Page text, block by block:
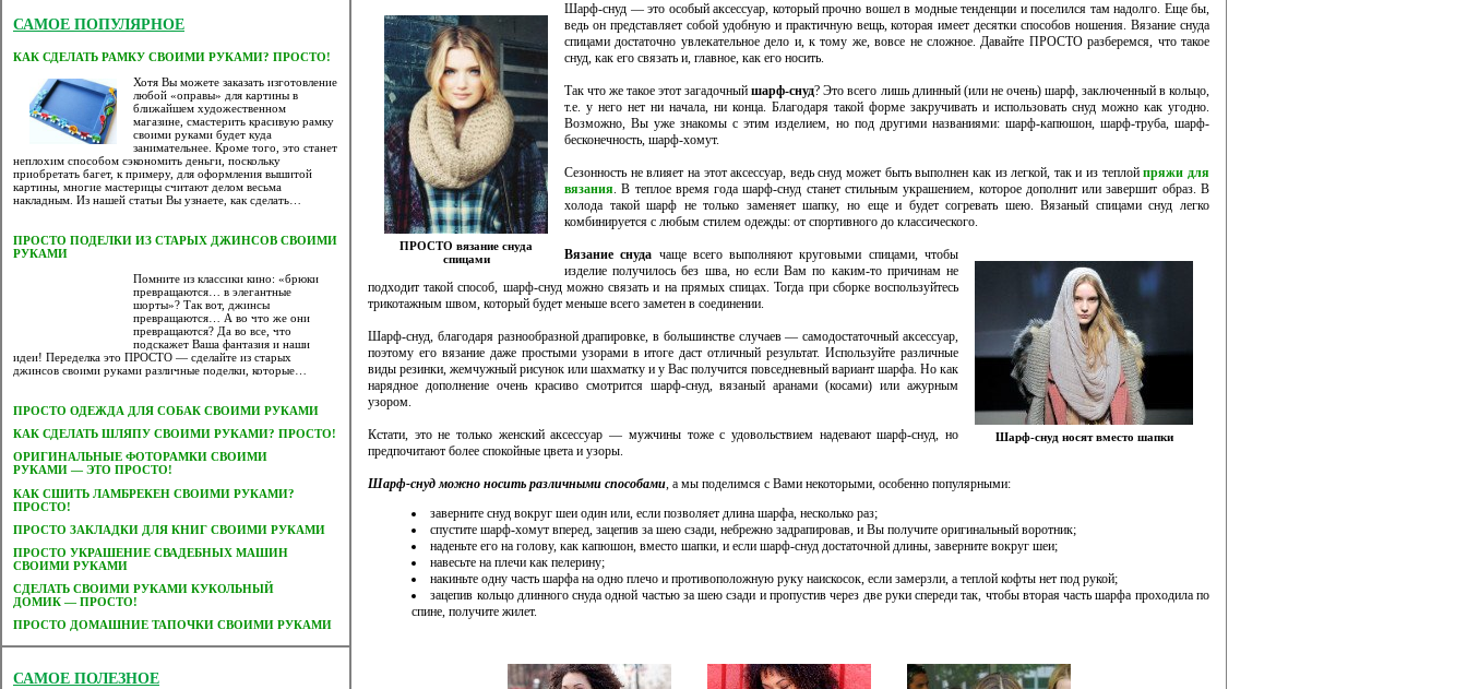
САМОЕ ПОПУЛЯРНОЕ
КАК СДЕЛАТЬ РАМКУ СВОИМИ РУКАМИ? ПРОСТО!
Хотя Вы можете заказать изготовление
любой «оправы» для картины в
ближайшем художественном
магазине, смастерить красивую рамку
своими руками будет куда
занимательнее. Кроме того, это станет
неплохим способом сэкономить деньги, поскольку
приобретать багет, к примеру, для оформления вышитой
картины, многие мастерицы считают делом весьма
накладным. Из нашей статьи Вы узнаете, как сделать…
ПРОСТО ПОДЕЛКИ ИЗ СТАРЫХ ДЖИНСОВ СВОИМИ
РУКАМИ
Помните из классики кино: «брюки
превращаются… в элегантные
шорты»? Так вот, джинсы
превращаются… А во что же они
превращаются? Да во все, что
подскажет Ваша фантазия и наши
идеи! Переделка это ПРОСТО — сделайте из старых
джинсов своими руками различные поделки, которые…
ПРОСТО ОДЕЖДА ДЛЯ СОБАК СВОИМИ РУКАМИ
КАК СДЕЛАТЬ ШЛЯПУ СВОИМИ РУКАМИ? ПРОСТО!
ОРИГИНАЛЬНЫЕ ФОТОРАМКИ СВОИМИ
РУКАМИ — ЭТО ПРОСТО!
КАК СШИТЬ ЛАМБРЕКЕН СВОИМИ РУКАМИ?
ПРОСТО!
ПРОСТО ЗАКЛАДКИ ДЛЯ КНИГ СВОИМИ РУКАМИ
ПРОСТО УКРАШЕНИЕ СВАДЕБНЫХ МАШИН
СВОИМИ РУКАМИ
CДЕЛАТЬ СВОИМИ РУКАМИ КУКОЛЬНЫЙ
ДОМИК — ПРОСТО!
ПРОСТО ДОМАШНИЕ ТАПОЧКИ СВОИМИ РУКАМИ
САМОЕ ПОЛЕЗНОЕ
ПРОСТО вязание снуда
спицами
Шарф-снуд — это особый аксессуар, который прочно вошел в модные тенденции и поселился там надолго. Еще бы,
ведь он представляет собой удобную и практичную вещь, которая имеет десятки способов ношения. Вязание снуда
спицами достаточно увлекательное дело и, к тому же, вовсе не сложное. Давайте ПРОСТО разберемся, что такое
снуд, как его связать и, главное, как его носить.
Так что же такое этот загадочныйшарф-снуд? Это всего лишь длинный (или не очень) шарф, заключенный в кольцо,
т.е. у него нет ни начала, ни конца. Благодаря такой форме закручивать и использовать снуд можно как угодно.
Возможно, Вы уже знакомы с этим изделием, но под другими названиями: шарф-капюшон, шарф-труба, шарф-
бесконечность, шарф-хомут.
Сезонность не влияет на этот аксессуар, ведь снуд может быть выполнен как из легкой, так и из теплойпряжи для
вязания. В теплое время года шарф-снуд станет стильным украшением, которое дополнит или завершит образ. В
холода такой шарф не только заменяет шапку, но еще и будет согревать шею. Вязаный спицами снуд легко
комбинируется с любым стилем одежды: от спортивного до классического.
Шарф-снуд носят вместо шапки
Вязание снуда чаще всего выполняют круговыми спицами, чтобы
изделие получилось без шва, но если Вам по каким-то причинам не
подходит такой способ, шарф-снуд можно связать и на прямых спицах. Тогда при сборке воспользуйтесь
трикотажным швом, который будет меньше всего заметен в соединении.
Шарф-снуд, благодаря разнообразной драпировке, в большинстве случаев — самодостаточный аксессуар,
поэтому его вязание даже простыми узорами в итоге даст отличный результат. Используйте различные
виды резинки, жемчужный рисунок или шахматку и у Вас получится повседневный вариант шарфа. Но как
нарядное дополнение очень красиво смотрится шарф-снуд, вязаный аранами (косами) или ажурным
узором.
Кстати, это не только женский аксессуар — мужчины тоже с удовольствием надевают шарф-снуд, но
предпочитают более спокойные цвета и узоры.
Шарф-снуд можно носить различными способами, а мы поделимся с Вами некоторыми, особенно популярными:
заверните снуд вокруг шеи один или, если позволяет длина шарфа, несколько раз;
спустите шарф-хомут вперед, зацепив за шею сзади, небрежно задрапировав, и Вы получите оригинальный воротник;
наденьте его на голову, как капюшон, вместо шапки, и если шарф-снуд достаточной длины, заверните вокруг шеи;
навесьте на плечи как пелерину;
накиньте одну часть шарфа на одно плечо и противоположную руку наискосок, если замерзли, а теплой кофты нет под рукой;
зацепив кольцо длинного снуда одной частью за шею сзади и пропустив через две руки спереди так, чтобы вторая часть шарфа проходила по
спине, получите жилет.